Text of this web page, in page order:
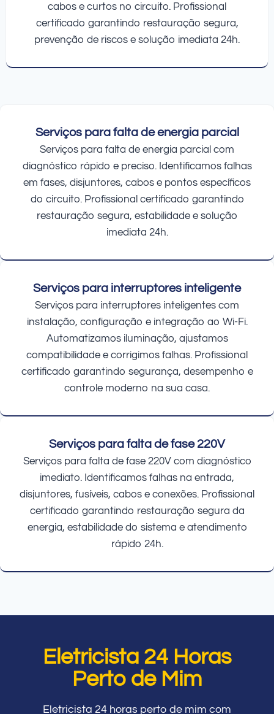
cabos e curtos no circuito. Profissional
certificado garantindo restauração segura,
prevenção de riscos e solução imediata 24h.
Serviços para falta de energia parcial
Serviços para falta de energia parcial com
diagnóstico rápido e preciso. Identificamos falhas
em fases, disjuntores, cabos e pontos específicos
do circuito. Profissional certificado garantindo
restauração segura, estabilidade e solução
imediata 24h.
Serviços para interruptores inteligente
Serviços para interruptores inteligentes com
instalação, configuração e integração ao Wi-Fi.
Automatizamos iluminação, ajustamos
compatibilidade e corrigimos falhas. Profissional
certificado garantindo segurança, desempenho e
controle moderno na sua casa.
Serviços para falta de fase 220V
Serviços para falta de fase 220V com diagnóstico
imediato. Identificamos falhas na entrada,
disjuntores, fusíveis, cabos e conexões. Profissional
certificado garantindo restauração segura da
energia, estabilidade do sistema e atendimento
rápido 24h.
Eletricista 24 Horas
Perto de Mim
Eletricista 24 horas perto de mim com